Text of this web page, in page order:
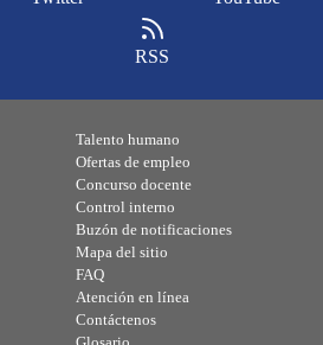
RSS
Talento humano
Ofertas de empleo
Concurso docente
Control interno
Buzón de notificaciones
Mapa del sitio
FAQ
Atención en línea
Contáctenos